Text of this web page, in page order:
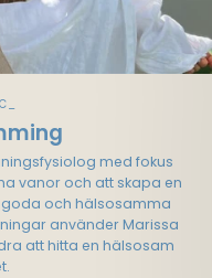
med fokus
vanor och att skapa en
goda och hälsosamma
använder Marissa
att hitta en hälsosam